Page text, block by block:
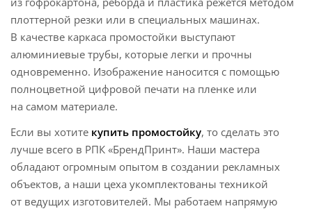
плоттерной резки или в специальных машинах.
В качестве каркаса промостойки выступают
алюминиевые трубы, которые легки и прочны
одновременно. Изображение наносится с помощью
полноцветной цифровой печати на пленке или
на самом материале.
Если вы хотите купить промостойку, то сделать это
лучше всего в РПК «БрендПринт». Наши мастера
обладают огромным опытом в создании рекламных
объектов, а наши цеха укомплектованы техникой
от ведущих изготовителей. Мы работаем напрямую